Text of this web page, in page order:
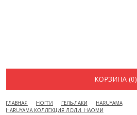
КОРЗИНА (0)
ГЛАВНАЯ НОГТИ ГЕЛЬ-ЛАКИ
HARUYAMA
HARUYAMA КОЛЛЕКЦИЯ ЛОЛИ. НАОМИ